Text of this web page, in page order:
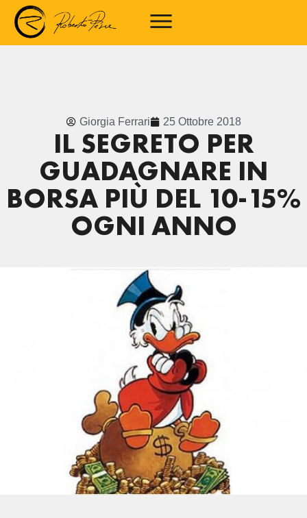
Giorgia Ferrari 25 Ottobre 2018
IL SEGRETO PER
GUADAGNARE IN
BORSA PIÙ DEL 10-15%
OGNI ANNO